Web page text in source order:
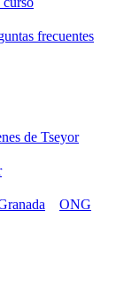
frecuentes
de Tseyor
ONG